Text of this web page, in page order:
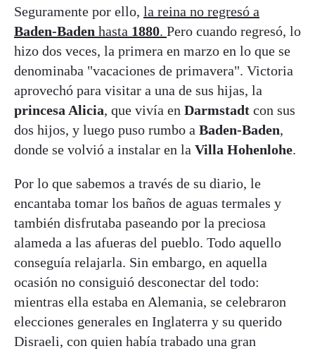
Seguramente por ello, la reina no regresó a
Baden-Baden hasta 1880. Pero cuando regresó, lo
hizo dos veces, la primera en marzo en lo que se
denominaba "vacaciones de primavera". Victoria
aprovechó para visitar a una de sus hijas, la
princesa Alicia, que vivía en Darmstadt con sus
dos hijos, y luego puso rumbo a Baden-Baden,
donde se volvió a instalar en la Villa Hohenlohe.
Por lo que sabemos a través de su diario, le
encantaba tomar los baños de aguas termales y
también disfrutaba paseando por la preciosa
alameda a las afueras del pueblo. Todo aquello
conseguía relajarla. Sin embargo, en aquella
ocasión no consiguió desconectar del todo:
mientras ella estaba en Alemania, se celebraron
elecciones generales en Inglaterra y su querido
Disraeli, con quien había trabado una gran